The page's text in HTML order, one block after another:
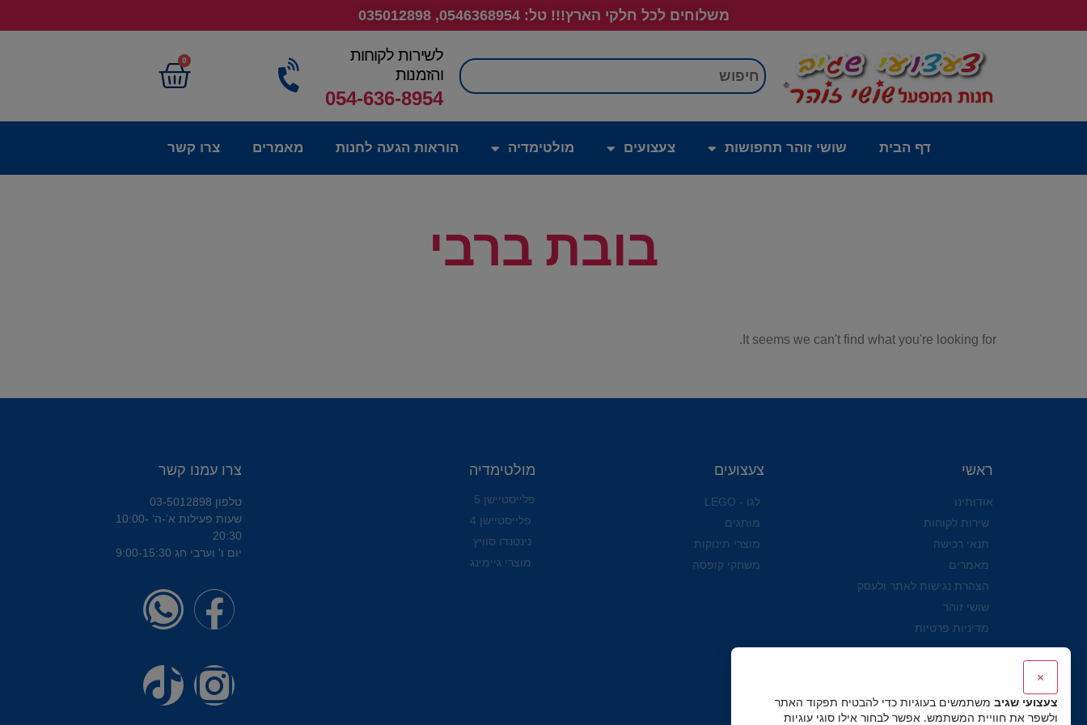
משלוחים לכל חלקי הארץ!!! טל: 0546368954, 035012898
חיפוש
לשירות לקוחות
והזמנות
054-636-8954
0
דף הבית שושי זוהר תחפושות צעצועים מולטימדיה הוראות הגעה לחנות מאמרים צרו קשר
בובת ברבי
It seems we can't find what you're looking for.
ראשי
אודותינו
שירות לקוחות
תנאי רכישה
מאמרים
הצהרת נגישות לאתר ולעסק
שושי זוהר
מדיניות פרטיות
צעצועים
לגו - LEGO
מותגים
מוצרי תינוקות
משחקי קופסה
מולטימדיה
פלייסטיישן 5
פלייסטיישן 4
נינטנדו סוויץ
מוצרי גיימינג
צרו עמנו קשר
טלפון 03-5012898
שעות פעילות א’-ה’ 10:00-
20:30
יום ו' וערבי חג 9:00-15:30
×
צעצועי שגיב משתמשים בעוגיות כדי להבטיח תפקוד האתר
ולשפר את חוויית המשתמש. אפשר לבחור אילו סוגי עוגיות